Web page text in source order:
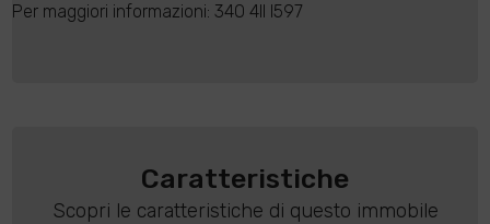
Per maggiori informazioni: 34O 4II I597
Caratteristiche
Scopri le caratteristiche di questo immobile